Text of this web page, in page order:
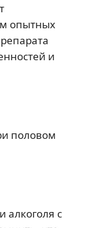
опытных
и
половом
алкоголя с